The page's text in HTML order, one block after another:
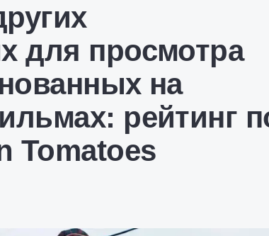
для просмотра
на
рейтинг
Tomatoes